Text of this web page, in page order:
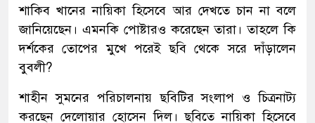
শাকিব খানের নায়িকা হিসেবে আর দেখতে চান না বলে
জানিয়েছেন। এমনকি পোষ্টারও করেছেন তারা। তাহলে কি
দর্শকের তোপের মুখে পরেই ছবি থেকে সরে দাঁড়ালেন
বুবলী?
শাহীন সুমনের পরিচালনায় ছবিটির সংলাপ ও চিত্রনাট্য
করছেন দেলোয়ার হোসেন দিল। ছবিতে নায়িকা হিসেবে